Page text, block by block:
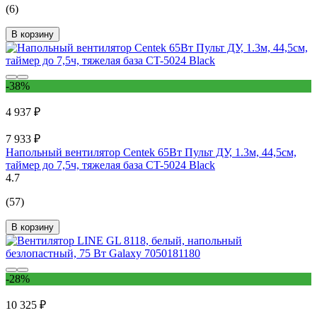
(6)
В корзину
-38%
4 937 ₽
7 933 ₽
Напольный вентилятор Centek 65Вт Пульт ДУ, 1.3м, 44,5см,
таймер до 7,5ч, тяжелая база CT-5024 Black
4.7
(57)
В корзину
-28%
10 325 ₽